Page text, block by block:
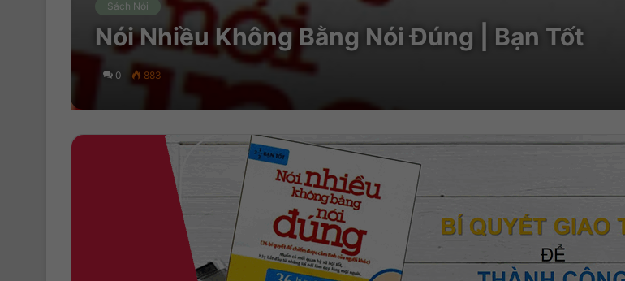
Sách Nói
Nói Nhiều Không Bằng Nói Đúng | Bạn Tốt
0 883